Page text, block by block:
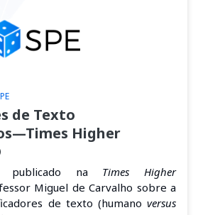
de Texto
Higher
publicado na Times Higher
Miguel de Carvalho sobre a
de texto (humano versus